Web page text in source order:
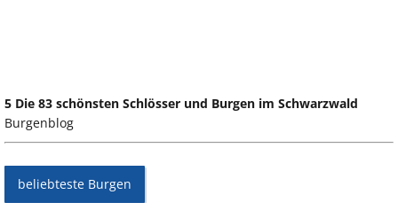
5 Die 83 schönsten Schlösser und Burgen im Schwarzwald
Burgenblog
beliebteste Burgen